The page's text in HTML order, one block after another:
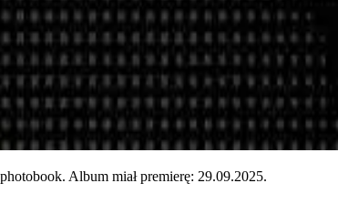
Album miał premierę: 29.09.2025.